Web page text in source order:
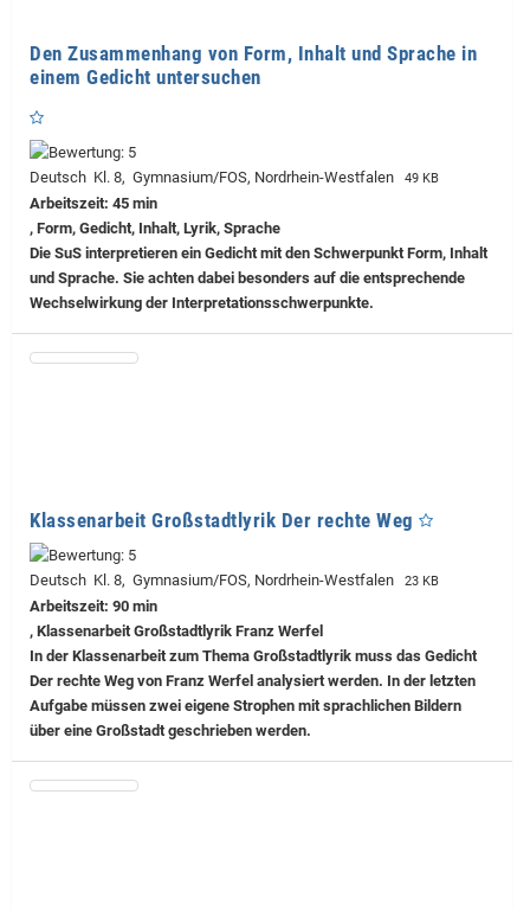
Den Zusammenhang von Form, Inhalt und Sprache in
einem Gedicht untersuchen
Deutsch Kl. 8, Gymnasium/FOS, Nordrhein-Westfalen 49 KB
Arbeitszeit: 45 min
, Form, Gedicht, Inhalt, Lyrik, Sprache
Die SuS interpretieren ein Gedicht mit den Schwerpunkt Form, Inhalt
und Sprache. Sie achten dabei besonders auf die entsprechende
Wechselwirkung der Interpretationsschwerpunkte.
Klassenarbeit Großstadtlyrik Der rechte Weg
Deutsch Kl. 8, Gymnasium/FOS, Nordrhein-Westfalen 23 KB
Arbeitszeit: 90 min
, Klassenarbeit Großstadtlyrik Franz Werfel
In der Klassenarbeit zum Thema Großstadtlyrik muss das Gedicht
Der rechte Weg von Franz Werfel analysiert werden. In der letzten
Aufgabe müssen zwei eigene Strophen mit sprachlichen Bildern
über eine Großstadt geschrieben werden.